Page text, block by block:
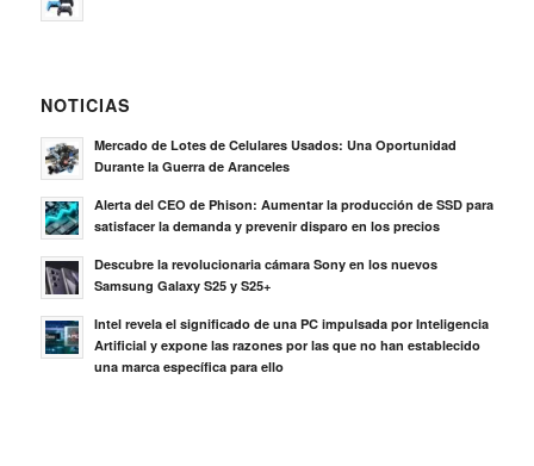
NOTICIAS
Mercado de Lotes de Celulares Usados: Una Oportunidad
Durante la Guerra de Aranceles
Alerta del CEO de Phison: Aumentar la producción de SSD para
satisfacer la demanda y prevenir disparo en los precios
Descubre la revolucionaria cámara Sony en los nuevos
Samsung Galaxy S25 y S25+
Intel revela el significado de una PC impulsada por Inteligencia
Artificial y expone las razones por las que no han establecido
una marca específica para ello